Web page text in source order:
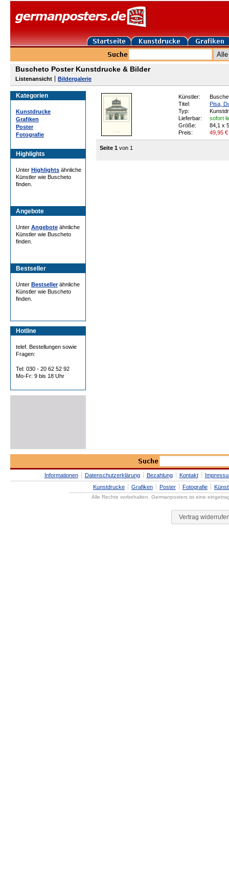
Buscheto Poster Kunstdrucke & Bilder
Listenansicht Bildergalerie
Kategorien
Kunstdrucke
Grafiken
Poster
Fotografie
Highlights
Unter Highlights ähnliche
Künstler wie Buscheto
finden.
Angebote
Unter Angebote ähnliche
Künstler wie Buscheto
finden.
Bestseller
Unter Bestsellerähnliche
Künstler wie Buscheto
finden.
Hotline
telef. Bestellungen sowie
Fragen:
Tel: 030 - 20 62 52 92
Mo-Fr: 9 bis 18 Uhr
Künstler:
Titel:
Pisa,
Typ:
Lieferbar:
sofort
Größe:
84,1 x
Preis:
49,95 €
Seite 1 von 1
Informationen Datenschutzerklärung Bezahlung Kontakt
Kunstdrucke
Grafiken Poster Fotografie
Alle Rechte vorbehalten. Germanposters ist eine
Vertrag